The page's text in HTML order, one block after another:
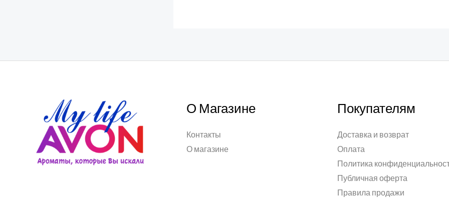
О Магазине
Контакты
О магазине
Покупателям
Доставка и возврат
Оплата
Политика
Публичная оферта
Правила продажи